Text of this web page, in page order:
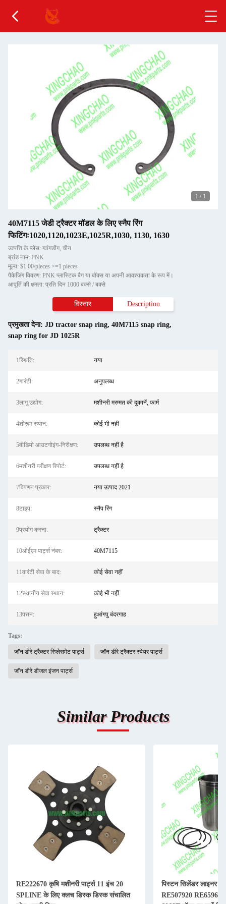
1 / 1
40M7115 जेडी ट्रैक्टर मॉडल के लिए स्नैप रिंग
फिटिंगः1020,1120,1023E,1025R,1030, 1130, 1630
उत्पत्ति के प्लेस: ग्वांगडोंग, चीन
ब्रांड नाम: PNK
मूल्य: $1.00/pieces >=1 pieces
पैकेजिंग विवरण: PNK प्लास्टिक बैग या बॉक्स या अपनी आवश्यकता के रूप में।
आपूर्ति की क्षमता: प्रति दिन 1000 बक्से / बक्से
विस्तार Description
प्रमुखता देना: JD tractor snap ring, 40M7115 snap ring,
snap ring for JD 1025R
1स्थि‍ति: नया
2गारंटी: अनुपलब्ध
3लागू उद्योग: मशीनरी मरम्मत की दुकानें, फार्म
4शोरूम स्थान: कोई भी नहीं
5वीडियो आउटगोइंग-निरीक्षण: उपलब्ध नहीं है
6मशीनरी परीक्षण रिपोर्ट: उपलब्ध नहीं है
7विपणन प्रकार: नया उत्पाद 2021
8टाइप: स्नैप रिंग
9प्रयोग करना: ट्रैक्टर
10ओईएम पार्ट्स नंबर: 40M7115
11वारंटी सेवा के बाद: कोई सेवा नहीं
12स्थानीय सेवा स्थान: कोई भी नहीं
13पत्तन: हुआंगपु बंदरगाह
Tags:
जॉन डीरे ट्रैक्टर रिप्लेसमेंट पार्ट्स जॉन डीरे ट्रैक्टर स्पेयर पार्ट्स
जॉन डीरे डीजल इंजन पार्ट्स
Similar Products
RE222670 कृषि मशीनरी पार्ट्स 11 इंच 20
SPLINE के लिए क्लच डिस्क डिस्क संचालित
पिस्टन सिलेंडर लाइनर
RE507920 RE65967